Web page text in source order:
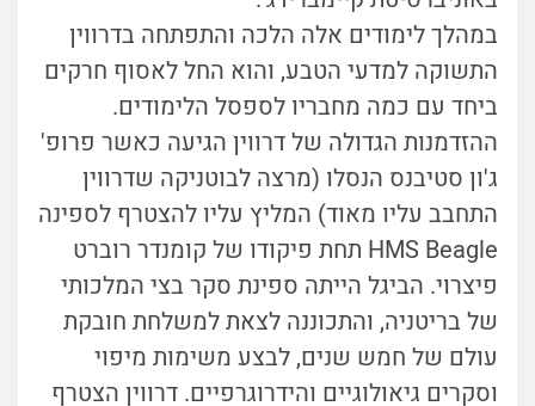
במהלך לימודים אלה הלכה והתפתחה בדרווין
התשוקה למדעי הטבע, והוא החל לאסוף חרקים
ביחד עם כמה מחבריו לספסל הלימודים.
ההזדמנות הגדולה של דרווין הגיעה כאשר פרופ'
ג'ון סטיבנס הנסלו (מרצה לבוטניקה שדרווין
התחבב עליו מאוד) המליץ עליו להצטרף לספינה
HMS Beagle תחת פיקודו של קומנדר רוברט
פיצרוי. הביגל הייתה ספינת סקר בצי המלכותי
של בריטניה, והתכוננה לצאת למשלחת חובקת
עולם של חמש שנים, לבצע משימות מיפוי
וסקרים גיאולוגיים והידרוגרפיים. דרווין הצטרף